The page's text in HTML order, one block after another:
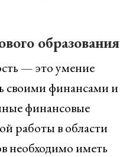
образования
— это умение
своими финансами и
финансовые
работы в области
необходимо иметь